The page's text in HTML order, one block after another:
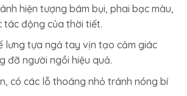
hiện tượng bám bụi, phai bạc màu,
tác động của thời tiết.
lưng tựa ngả tay vịn tạo cảm giác
đỡ người ngồi hiệu quả.
có các lỗ thoáng nhỏ tránh nóng bí